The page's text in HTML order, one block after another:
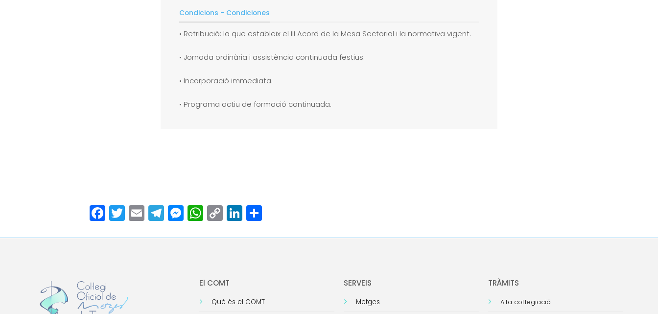
Condicions - Condiciones
• Retribució: la que estableix el III Acord de la Mesa Sectorial i la normativa vigent.
• Jornada ordinària i assistència continuada festius.
• Incorporació immediata.
• Programa actiu de formació continuada.
Facebook
Twitter
EmailTelegram
Messenger
WhatsApp
CopyLinkedIn
Comparteix
El COMT
Què és el COMT
SERVEIS
Metges
TRÀMITS
Alta col·legiació